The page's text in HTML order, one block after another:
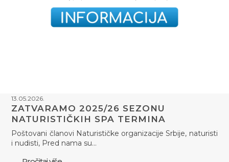
13.05.2026.
ZATVARAMO 2025/26 SEZONU
NATURISTIČKIH SPA TERMINA
Poštovani članovi Naturističke organizacije Srbije, naturisti
i nudisti, Pred nama su…